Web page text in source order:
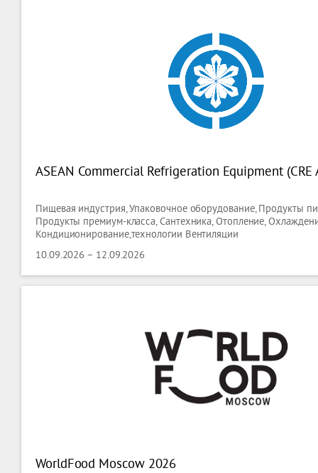
ASEAN Commercial Refrigeration Equipment (CRE
Пищевая индустрия, Упаковочное оборудование, Продукты
Продукты премиум-класса, Сантехника, Отопление,
Кондиционирование,технологии Вентиляции
10.09.2026 – 12.09.2026
WorldFood Moscow 2026